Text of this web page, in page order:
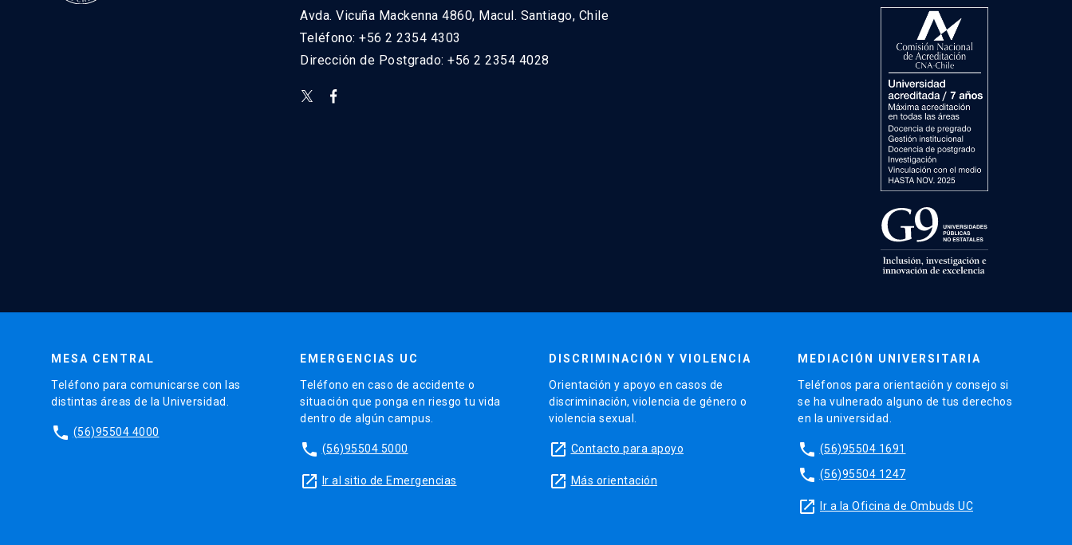
Avda. Vicuña Mackenna 4860, Macul. Santiago, Chile
Teléfono: +56 2 2354 4303
Dirección de Postgrado: +56 2 2354 4028
MESA CENTRAL
Teléfono para comunicarse con las
distintas áreas de la Universidad.
phone (56)95504 4000
EMERGENCIAS UC
Teléfono en caso de accidente o
situación que ponga en riesgo tu vida
dentro de algún campus.
phone (56)95504 5000
launch Ir al sitio de Emergencias
DISCRIMINACIÓN Y VIOLENCIA
Orientación y apoyo en casos de
discriminación, violencia de género o
violencia sexual.
launch Contacto para apoyo
launch Más orientación
MEDIACIÓN UNIVERSITARIA
Teléfonos para orientación y consejo si
se ha vulnerado alguno de tus derechos
en la universidad.
phone (56)95504 1691
phone (56)95504 1247
launch Ir a la Oficina de Ombuds UC